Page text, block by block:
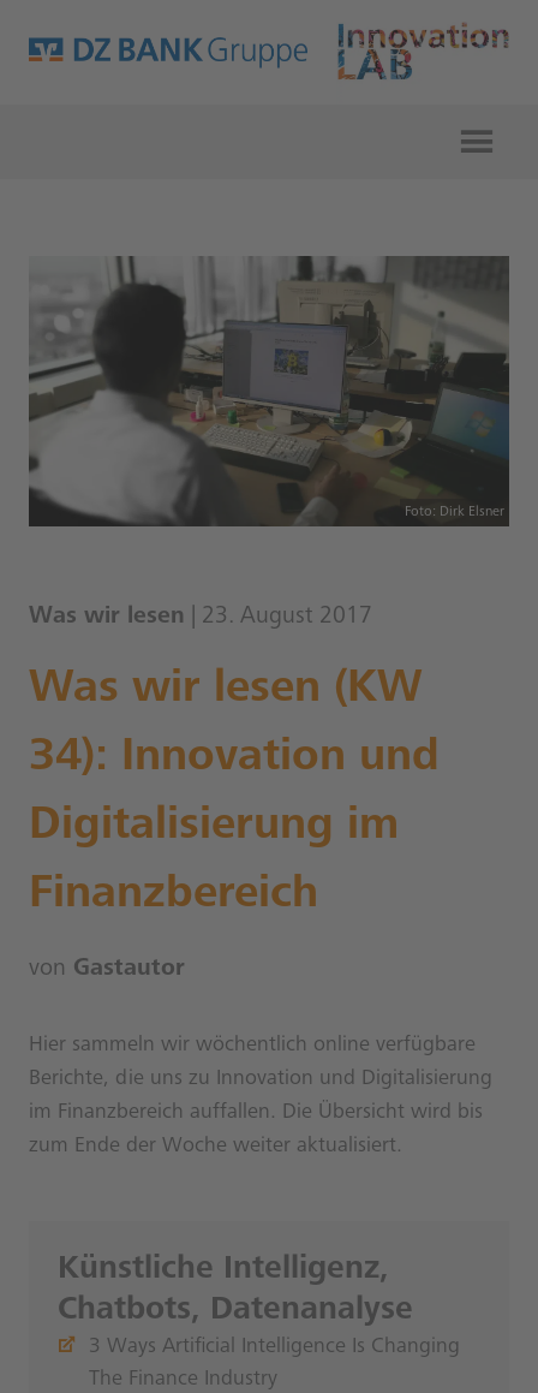
Foto: Dirk Elsner
Was wir lesen | 23. August 2017
Was wir lesen (KW
34): Innovation und
Digitalisierung im
Finanzbereich
von Gastautor
Hier sammeln wir wöchentlich online verfügbare
Berichte, die uns zu Innovation und Digitalisierung
im Finanzbereich auffallen. Die Übersicht wird bis
zum Ende der Woche weiter aktualisiert.
Künstliche Intelligenz,
Chatbots, Datenanalyse
3 Ways Artificial Intelligence Is Changing
The Finance Industry